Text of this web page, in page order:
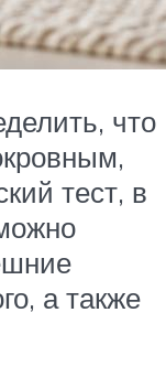
что
тест, в
а также